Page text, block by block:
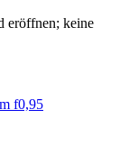
eröffnen; keine
f0,95